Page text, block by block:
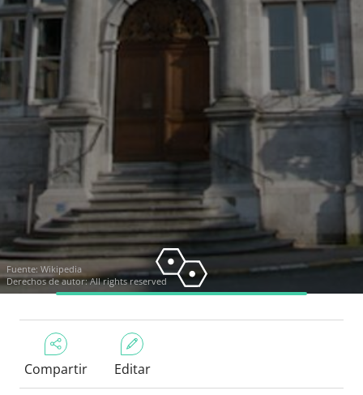
Fuente: Wikipedia
Derechos de autor: All rights reserved
Compartir Editar